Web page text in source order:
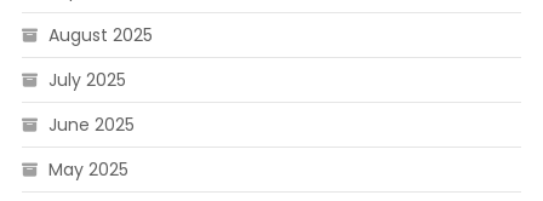
August 2025
July 2025
June 2025
May 2025